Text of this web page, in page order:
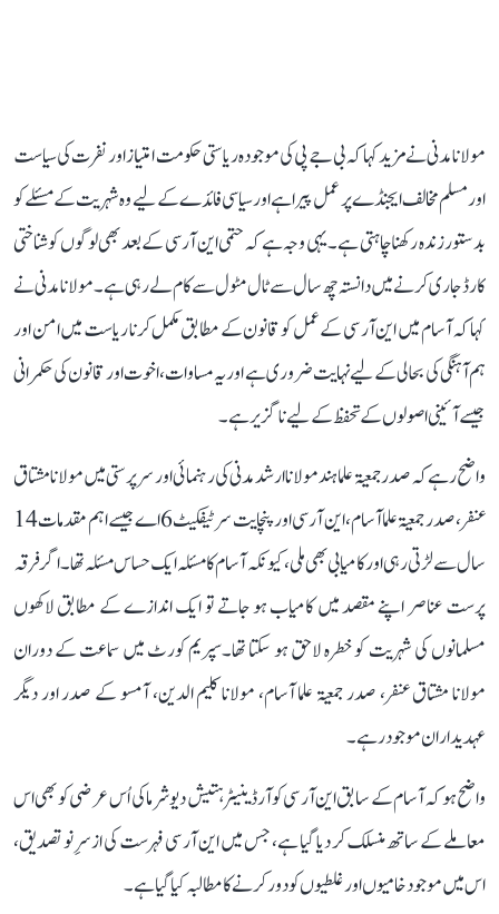
مولانا مدنی نے مزید کہا کہ بی جے پی کی موجودہ ریاستی حکومت امتیاز اور نفرت کی سیاست
اور مسلم مخالف ایجنڈے پر عمل پیرا ہے اور سیاسی فائدے کے لیے وہ شہریت کے مسئلے کو
بدستور زندہ رکھنا چاہتی ہے۔ یہی وجہ ہے کہ حتمی این آر سی کے بعد بھی لوگوں کو شناختی
کارڈ جاری کرنے میں دانستہ چھ سال سے ٹال مٹول سے کام لے رہی ہے۔ مولانا مدنی نے
کہا کہ آسام میں این آر سی کے عمل کو قانون کے مطابق مکمل کرنا ریاست میں امن اور
ہم آہنگی کی بحالی کے لیے نہایت ضروری ہے اور یہ مساوات، اخوت اور قانون کی حکمرانی
جیسے آئینی اصولوں کے تحفظ کے لیے ناگزیر ہے۔
واضح رہے کہ صدر جمعیۃ علما ہند مولانا ارشد مدنی کی رہنمائی اور سرپرستی میں مولانا مشتاق
عنفر، صدر جمعیۃ علما آسام، این آر سی اور پنچایت سرٹیفکیٹ 6اے جیسے اہم مقدمات 14
سال سے لڑتی رہی اور کامیابی بھی ملی، کیونکہ آسام کا مسئلہ ایک حساس مسئلہ تھا۔ اگر فرقہ
پرست عناصر اپنے مقصد میں کامیاب ہو جاتے تو ایک اندازے کے مطابق لاکھوں
مسلمانوں کی شہریت کو خطرہ لاحق ہو سکتا تھا۔سپریم کورٹ میں سماعت کے دوران
مولانا مشتاق عنفر، صدر جمعیۃ علما آسام، مولانا کلیم الدین، آمسو کے صدر اور دیگر
عہدیداران موجود رہے۔
واضح ہو کہ آسام کے سابق این آر سی کوآرڈینیٹر ہتیش دیو شرما کی اُس عرضی کو بھی اس
معاملے کے ساتھ منسلک کر دیا گیا ہے، جس میں این آر سی فہرست کی ازسرِ نو تصدیق،
اس میں موجود خامیوں اور غلطیوں کو دور کرنے کا مطالبہ کیا گیا ہے۔